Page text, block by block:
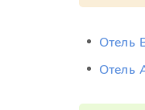
Отель
Отель